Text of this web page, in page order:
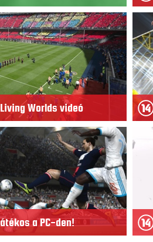
Living Worlds videó
a PC-den!